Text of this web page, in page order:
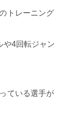
トレーニング
や4回転ジャン
ている選手が